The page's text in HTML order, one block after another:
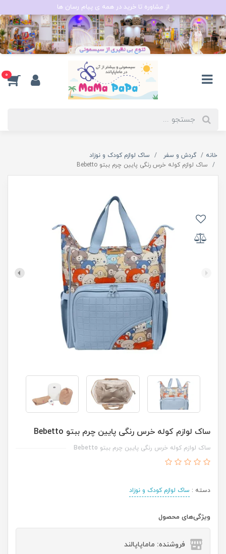
از مشاوره تا خرید در همه ی پیام رسان ها
0
خانه گردش و سفر
ساک لوازم کودک و نوزاد
ساک لوازم کوله خرس رنگی پایین چرم ببتو Bebetto
ساک لوازم کوله خرس رنگی پایین چرم ببتو Bebetto
ساک لوازم کوله خرس رنگی پایین چرم ببتو Bebetto
دسته : ساک لوازم کودک و نوزاد
ویژگی‌های محصول
فروشنده: ماماپاپالند